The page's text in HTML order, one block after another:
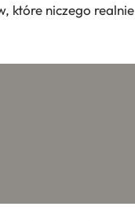
które niczego realnie